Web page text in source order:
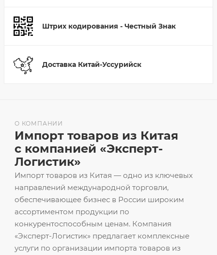
Штрих кодирования - Честный Знак
Доставка Китай-Уссурийск
Импорт товаров из Китая — одно из ключевых
направлений международной торговли,
обеспечивающее бизнес в России широким
ассортиментом продукции по
конкурентоспособным ценам. Компания
«Эксперт-Логистик» предлагает комплексные
услуги по организации импорта товаров из
О КОМПАНИИ
Импорт товаров из Китая
с компанией «Эксперт-
Логистик»